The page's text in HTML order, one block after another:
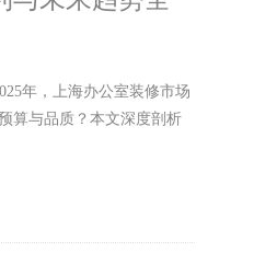
年，上海办公室装修市场
算与品质？本文深度剖析